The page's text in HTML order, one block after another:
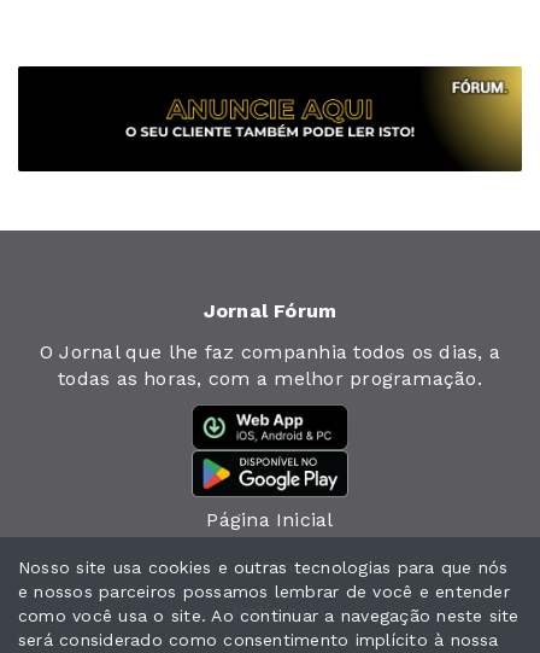
Jornal Fórum
O Jornal que lhe faz companhia todos os dias, a
todas as horas, com a melhor programação.
Página Inicial
Jornal
Notícias
Nosso site usa cookies e outras tecnologias para que nós
e nossos parceiros possamos lembrar de você e entender
como você usa o site. Ao continuar a navegação neste site
será considerado como consentimento implícito à nossa